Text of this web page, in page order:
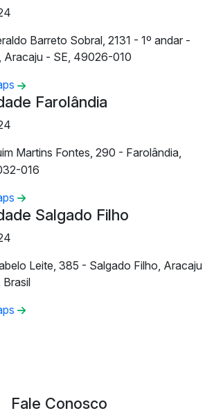
Barreto Sobral, 2131 - 1º andar -
Aracaju - SE, 49026-010
Farolândia
Martins Fontes, 290 - Farolândia,
016
Salgado Filho
Leite, 385 - Salgado Filho, Aracaju
Fale Conosco